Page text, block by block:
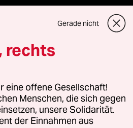
GmbH
Fragen oder für Genehmigungen
Kommune-Richtlinien
Gerade nicht
rechts
eine offene Gesellschaft!
Menschen, die sich gegen
unsere Solidarität.
der Einnahmen aus